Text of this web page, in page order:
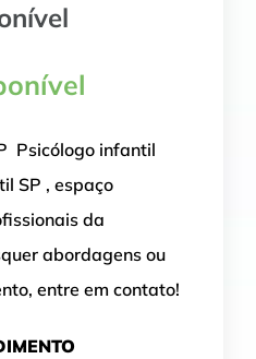
Psicólogo infantil
SP , espaço
da
abordagens ou
entre em contato!